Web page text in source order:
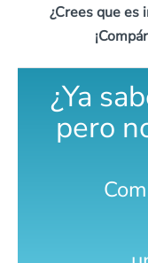
¿Crees que es
¿Ya
pero